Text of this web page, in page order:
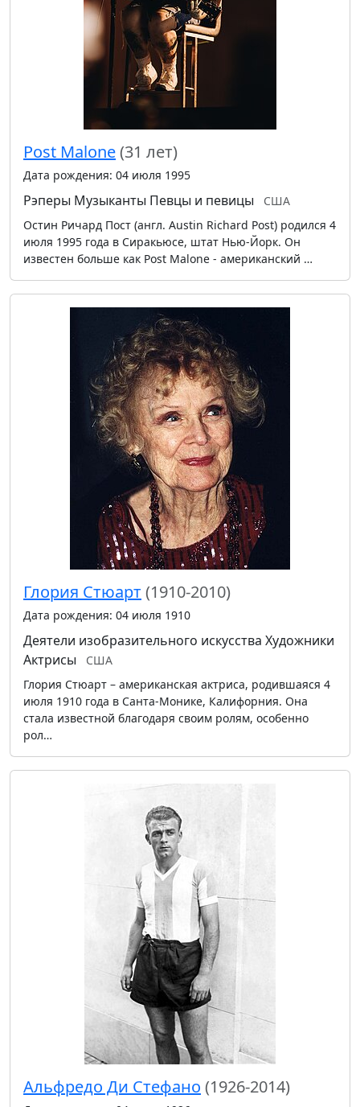
Post Malone(31 лет)
Дата рождения: 04 июля 1995
Рэперы Музыканты Певцы и певицы
США
Остин Ричард Пост (англ. Austin Richard Post) родился 4
июля 1995 года в Сиракьюсе, штат Нью-Йорк. Он
известен больше как Post Malone - американский …
Глория Стюарт (1910-2010)
Дата рождения: 04 июля 1910
Деятели изобразительного искусства Художники
Актрисы
США
Глория Стюарт – американская актриса, родившаяся 4
июля 1910 года в Санта-Монике, Калифорния. Она
стала известной благодаря своим ролям, особенно
рол…
Альфредо Ди Стефано (1926-2014)